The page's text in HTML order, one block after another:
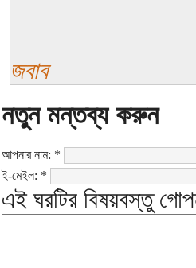
জবাব
নতুন মন্তব্য করুন
আপনার নাম: *
ই-মেইল: *
এই ঘরটির বিষয়বস্তু